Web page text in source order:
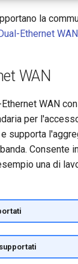
la
Ethernet WAN
WAN
WAN
per
supporta
Consente
una di